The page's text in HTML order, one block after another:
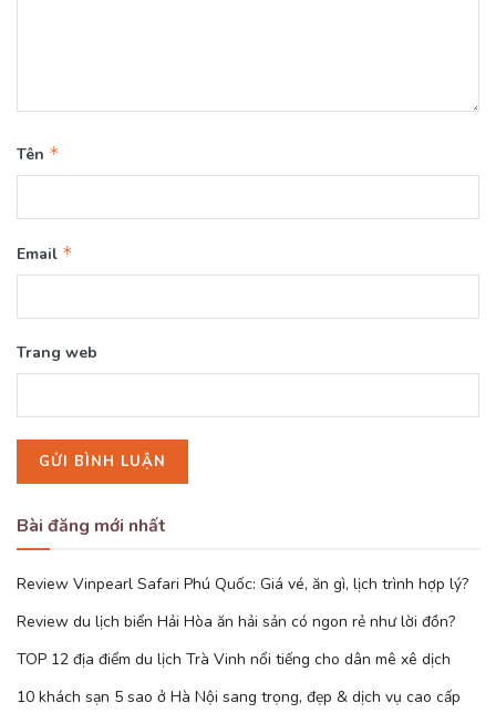
Tên *
Email *
Trang web
Bài đăng mới nhất
Review Vinpearl Safari Phú Quốc: Giá vé, ăn gì, lịch trình hợp lý?
Review du lịch biển Hải Hòa ăn hải sản có ngon rẻ như lời đồn?
TOP 12 địa điểm du lịch Trà Vinh nổi tiếng cho dân mê xê dịch
10 khách sạn 5 sao ở Hà Nội sang trọng, đẹp & dịch vụ cao cấp